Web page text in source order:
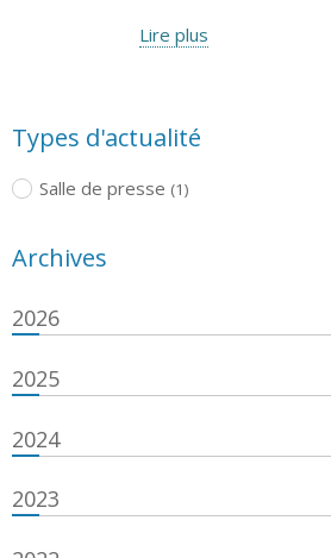
Lire plus
Types d'actualité
Salle de presse (1)
Archives
2026
2025
2024
2023